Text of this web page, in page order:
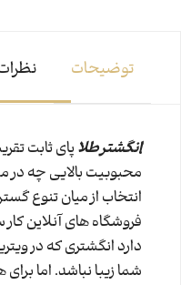
توضیحات نظرات
انگشتر طلا پای ثابت
محبوبیت بالایی چه در
انتخاب از میان تنوع
فروشگاه های آنلاین
دارد انگشتری که در
شما زیبا نباشد. اما